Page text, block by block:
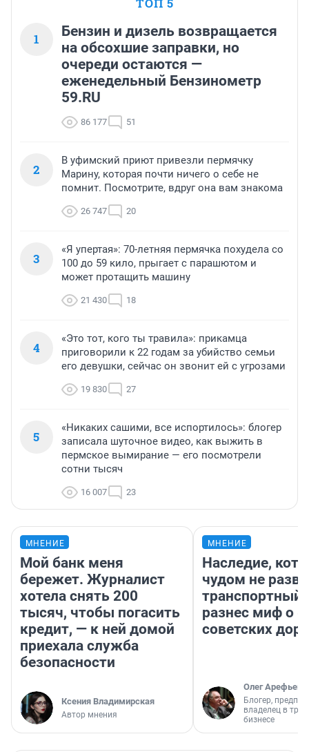
1
Бензин и дизель возвращается
на обсохшие заправки, но
очереди остаются —
еженедельный Бензинометр
59.RU
86 177 51
2
В уфимский приют привезли пермячку
Марину, которая почти ничего о себе не
помнит. Посмотрите, вдруг она вам знакома
26 747 20
3
«Я упертая»: 70-летняя пермячка похудела со
100 до 59 кило, прыгает с парашютом и
может протащить машину
21 430 18
4
«Это тот, кого ты травила»: прикамца
приговорили к 22 годам за убийство семьи
его девушки, сейчас он звонит ей с угрозами
19 830 27
5
«Никаких сашими, все испортилось»: блогер
записала шуточное видео, как выжить в
пермское вымирание — его посмотрели
сотни тысяч
16 007 23
МНЕНИЕ
Мой банк меня
бережет. Журналист
хотела снять 200
тысяч, чтобы погасить
кредит, — к ней домой
приехала служба
безопасности
Ксения Владимирская
Автор мнения
МНЕНИЕ
Наследие,
чудом не
транспортный
разнес миф о
советских
Олег Арефьев
Блогер,
владелец в
бизнесе